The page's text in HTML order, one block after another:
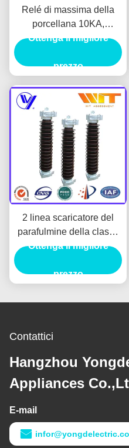
Relé di massima della
porcellana 10KA,
limitatore di tensione
sistema alternante 35-
Ottenga il migliore
prezzo
2 linea scaricatore del
parafulmine della classe
di scarico con il tipo
sull'esperimento, 10kA di
Ottenga il migliore
prezzo
Contattici
Hangzhou
Appliances
E-mail